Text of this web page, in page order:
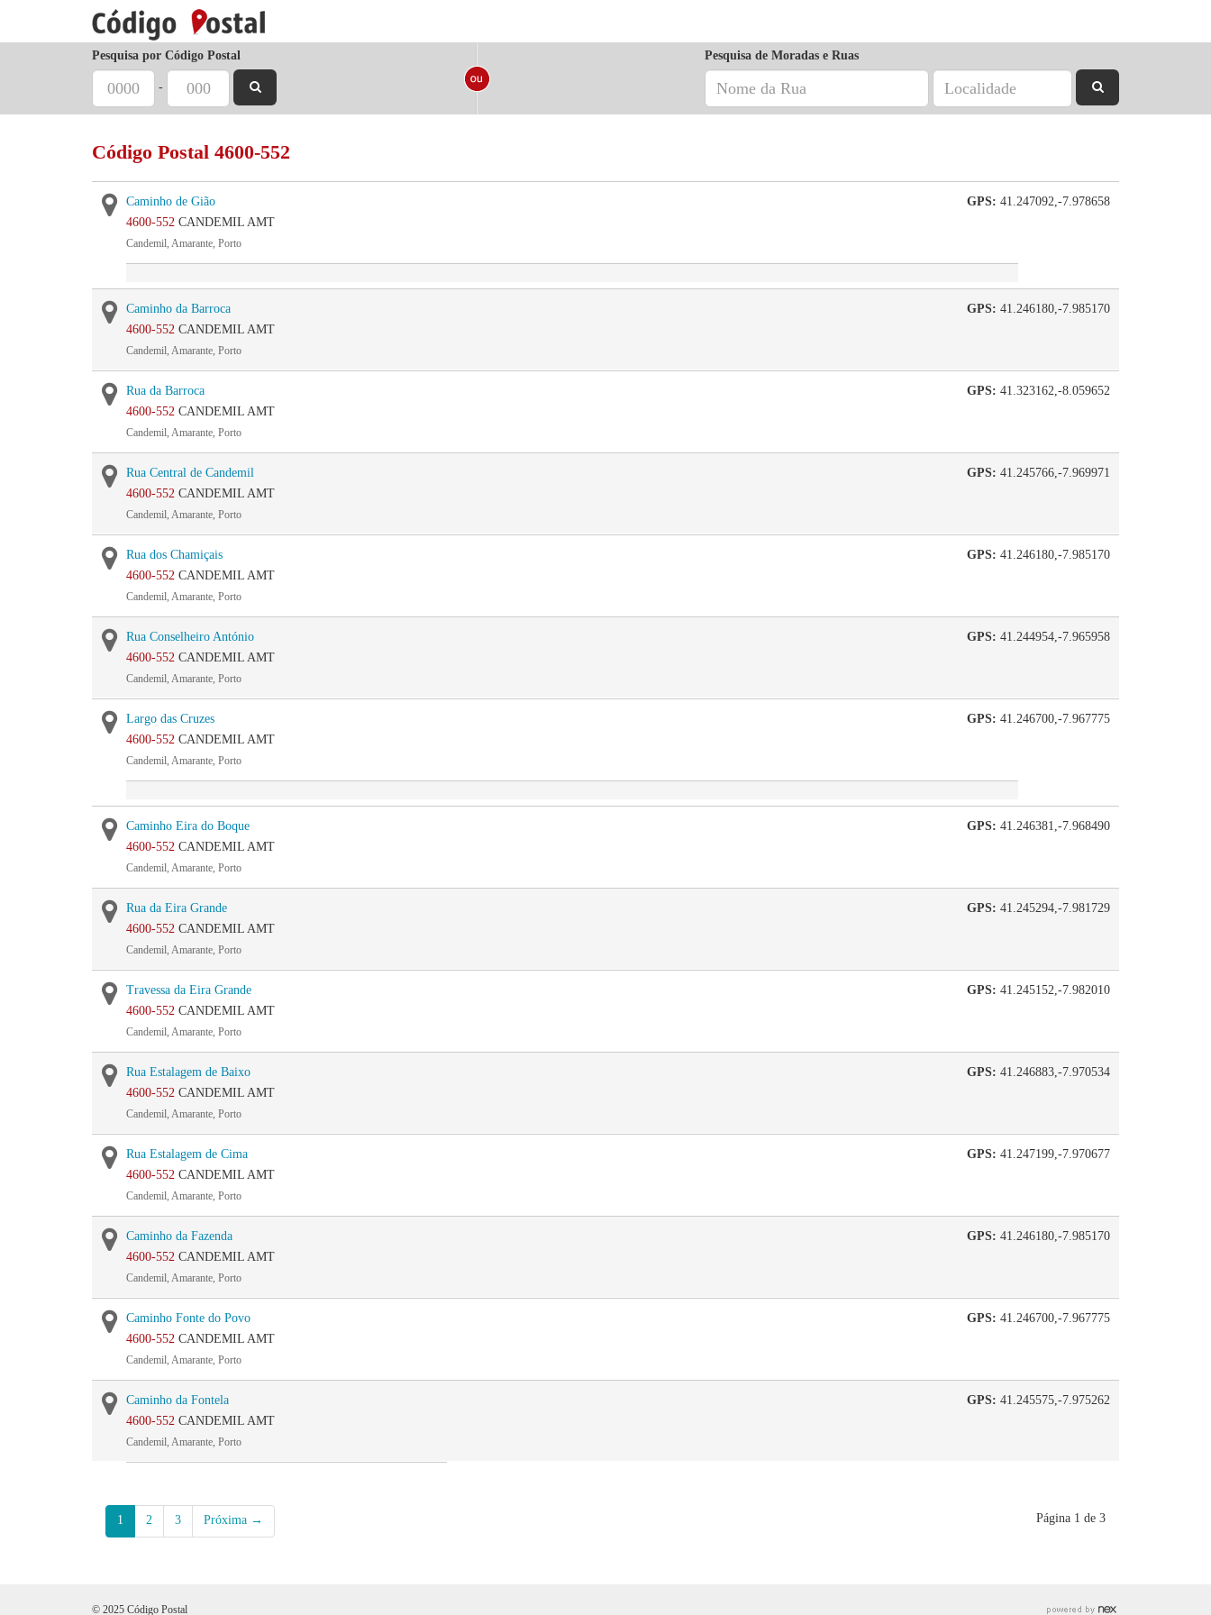
Pesquisa por Código Postal
-
Pesquisa de Moradas e Ruas
Código Postal 4600-552
GPS: 41.247092,-7.978658
Caminho de Gião
4600-552 CANDEMIL AMT
Candemil, Amarante, Porto
GPS: 41.246180,-7.985170
Caminho da Barroca
4600-552 CANDEMIL AMT
Candemil, Amarante, Porto
GPS: 41.323162,-8.059652
Rua da Barroca
4600-552 CANDEMIL AMT
Candemil, Amarante, Porto
GPS: 41.245766,-7.969971
Rua Central de Candemil
4600-552 CANDEMIL AMT
Candemil, Amarante, Porto
GPS: 41.246180,-7.985170
Rua dos Chamiçais
4600-552 CANDEMIL AMT
Candemil, Amarante, Porto
GPS: 41.244954,-7.965958
Rua Conselheiro António
4600-552 CANDEMIL AMT
Candemil, Amarante, Porto
GPS: 41.246700,-7.967775
Largo das Cruzes
4600-552 CANDEMIL AMT
Candemil, Amarante, Porto
GPS: 41.246381,-7.968490
Caminho Eira do Boque
4600-552 CANDEMIL AMT
Candemil, Amarante, Porto
GPS: 41.245294,-7.981729
Rua da Eira Grande
4600-552 CANDEMIL AMT
Candemil, Amarante, Porto
GPS: 41.245152,-7.982010
Travessa da Eira Grande
4600-552 CANDEMIL AMT
Candemil, Amarante, Porto
GPS: 41.246883,-7.970534
Rua Estalagem de Baixo
4600-552 CANDEMIL AMT
Candemil, Amarante, Porto
GPS: 41.247199,-7.970677
Rua Estalagem de Cima
4600-552 CANDEMIL AMT
Candemil, Amarante, Porto
GPS: 41.246180,-7.985170
Caminho da Fazenda
4600-552 CANDEMIL AMT
Candemil, Amarante, Porto
GPS: 41.246700,-7.967775
Caminho Fonte do Povo
4600-552 CANDEMIL AMT
Candemil, Amarante, Porto
GPS: 41.245575,-7.975262
Caminho da Fontela
4600-552 CANDEMIL AMT
Candemil, Amarante, Porto
1 2 3 Próxima → Página 1 de 3
© 2025 Código Postal